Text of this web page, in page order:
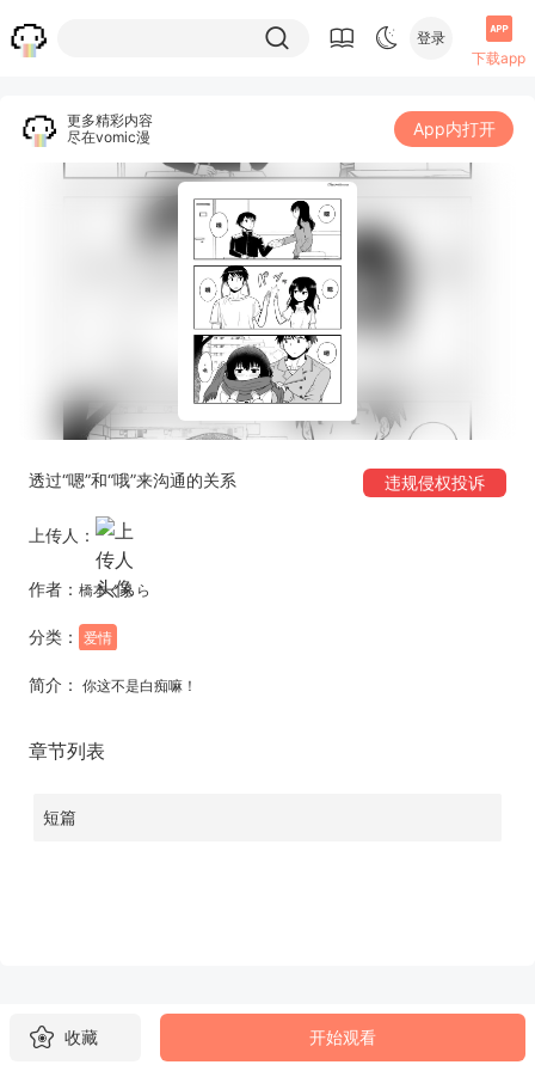
登录
下载app
更多精彩内容
尽在vomic漫
App内打开
透过“嗯”和“哦”来沟通的关系 违规侵权投诉
上传人：
作者： 橋本くらら
分类： 爱情
简介： 你这不是白痴嘛！
章节列表
短篇
收藏 开始观看